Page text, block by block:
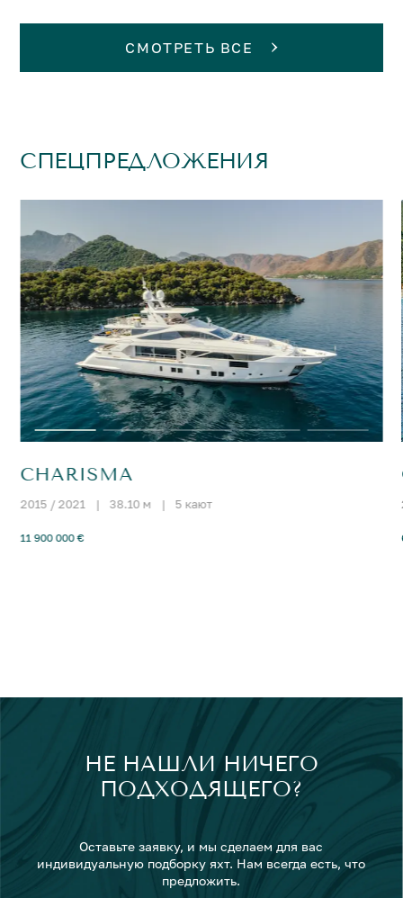
СМОТРЕТЬ ВСЕ
СПЕЦПРЕДЛОЖЕНИЯ
CHARISMA
2015 / 2021 | 38.10 м | 5 кают
11 900 000 €
НЕ НАШЛИ НИЧЕГО
ПОДХОДЯЩЕГО?
Оставьте заявку, и мы сделаем для вас
индивидуальную подборку яхт. Нам всегда есть, что
предложить.